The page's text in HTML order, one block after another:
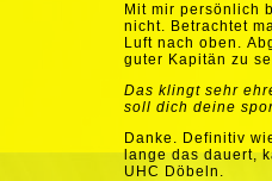
Mit mir persönlich
nicht. Betrachtet
Luft nach oben.
guter Kapitän zu
Das klingt sehr
soll dich deine
Danke. Definitiv
lange das dauert,
UHC Döbeln.